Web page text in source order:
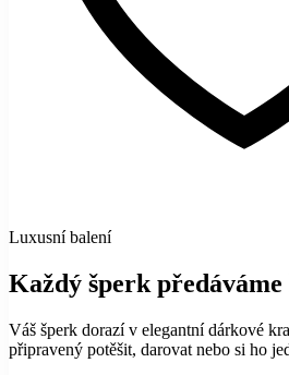
Luxusní balení
Každý šperk
Váš šperk dorazí v elegantní dárkové
připravený potěšit, darovat nebo si ho